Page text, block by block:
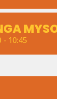
- 10:45